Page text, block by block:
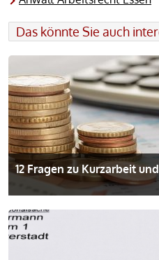
i
v
e
:
Das könnte Sie auch
12 Fragen zu Kurzarbeit